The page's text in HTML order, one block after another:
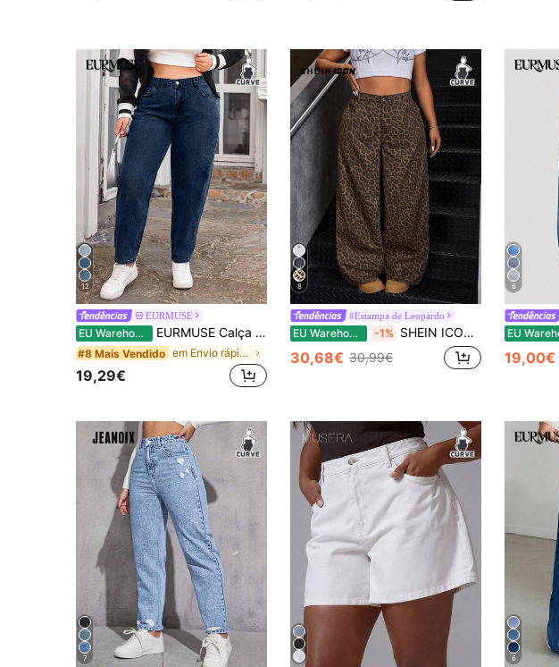
12
EURMUSE
EU Warehouse EURMUSE Calça Jeans Casual Cônica Plus Size 100% Algodão
#8 Mais Vendido em Envio rápido Jeans Tamanhos Grandes
19,29€
8
#Estampa de Leopardo
EU Warehouse -1% SHEIN ICON Jeans plus size largo com estampa de leopardo Y2K Streetwear
30,68€ 30,99€
6
19,00€
7 6